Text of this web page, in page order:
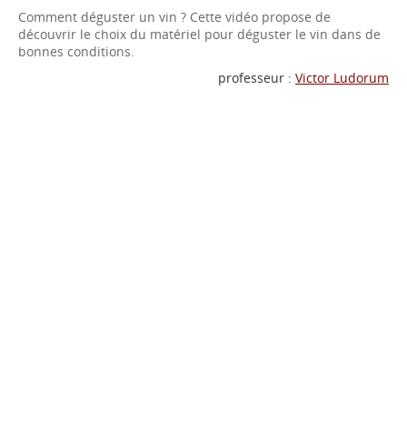
Comment déguster un vin ? Cette vidéo propose de
découvrir le choix du matériel pour déguster le vin dans de
bonnes conditions.
professeur : Victor Ludorum